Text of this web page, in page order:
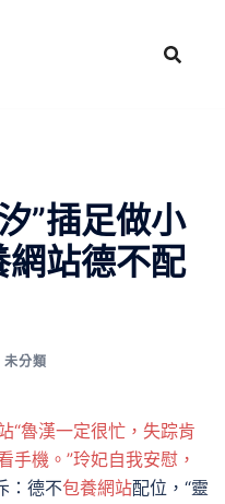
”插足做小
網站德不配
未分類
“魯漢一定很忙，失踪肯
手機。”玲妃自我安慰，
：德不包養網站配位，“靈